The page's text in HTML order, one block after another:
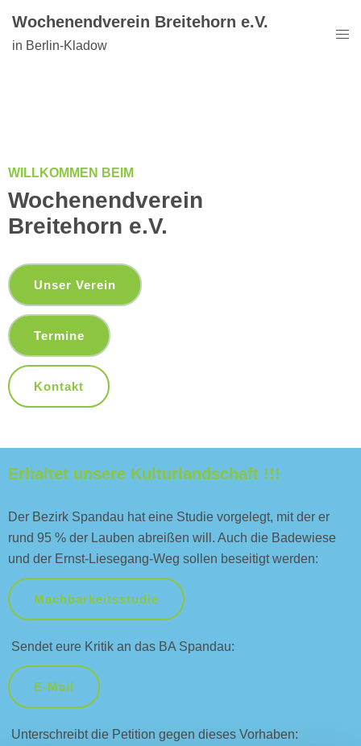
Wochenendverein Breitehorn e.V.
in Berlin-Kladow
WILLKOMMEN BEIM
Wochenendverein
Breitehorn e.V.
Unser Verein
Termine
Kontakt
Erhaltet unsere Kulturlandschaft !!!
Der Bezirk Spandau hat eine Studie vorgelegt, mit der er
rund 95 % der Lauben abreißen will. Auch die Badewiese
und der Ernst-Liesegang-Weg sollen beseitigt werden:
Machbarkeitsstudie
Sendet eure Kritik an das BA Spandau:
E-Mail
Unterschreibt die Petition gegen dieses Vorhaben: